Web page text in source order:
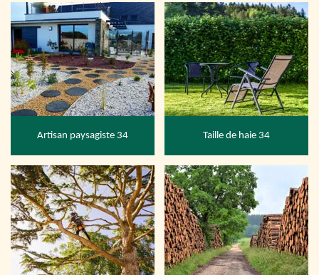
Artisan paysagiste 34 Taille de haie 34